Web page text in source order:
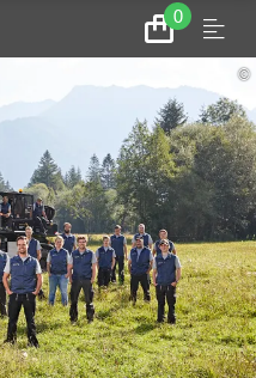
0
Zum
Warenkorb
Menu
©